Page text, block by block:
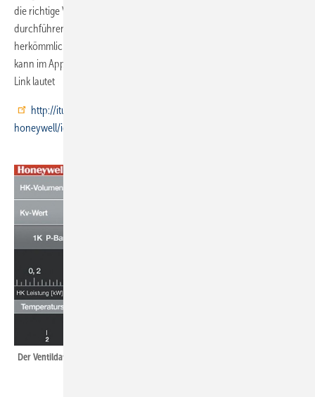
die richtige Voreinstellung aller Honeywell-Thermostatventile
durchführen. Die Bedienung der App erfolgt identisch zum
herkömmlichen Ventildatenschieber: einfach und intuitiv. Die App
kann im App-Store kostenlos heruntergeladen werden. Der direkte
Link lautet
http://itunes.apple.com/de/app/heizkorperventile-
honeywell/id406305400
Der Ventildatenschieber als App.